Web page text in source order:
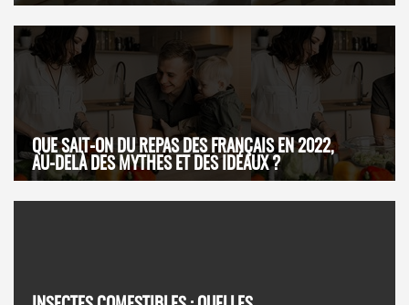
QUE SAIT-ON DU REPAS DES FRANÇAIS EN 2022,
AU-DELÀ DES MYTHES ET DES IDÉAUX ?